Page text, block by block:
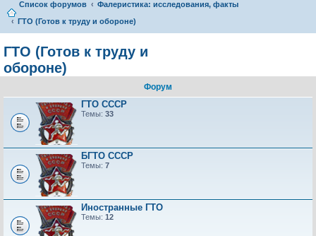
Список форумов
Фалеристика: исследования, факты
ГТО (Готов к труду и обороне)
ГТО (Готов к труду и
обороне)
Форум
ГТО СССР
Темы: 33
БГТО СССР
Темы: 7
Иностранные ГТО
Темы: 12